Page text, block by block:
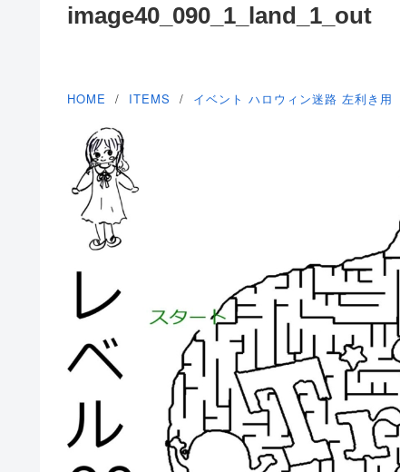
image40_090_1_land_1_out
HOME ITEMS イベント ハロウィン迷路 左利き用